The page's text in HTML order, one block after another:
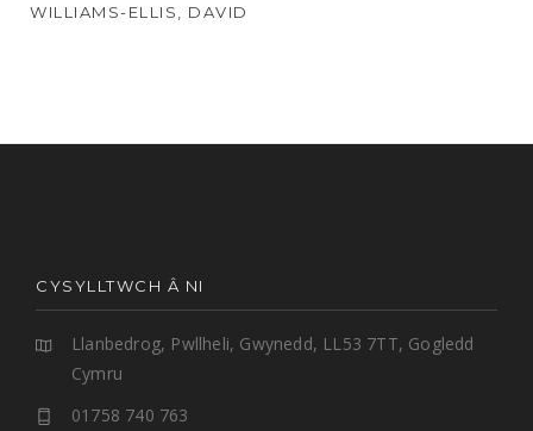
WILLIAMS-ELLIS, DAVID
CYSYLLTWCH Â NI
Llanbedrog, Pwllheli, Gwynedd, LL53 7TT, Gogledd
Cymru
01758 740 763